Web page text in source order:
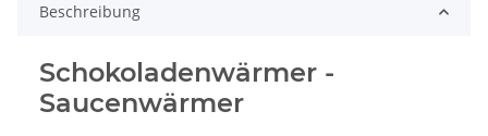
Beschreibung
Schokoladenwärmer -
Saucenwärmer